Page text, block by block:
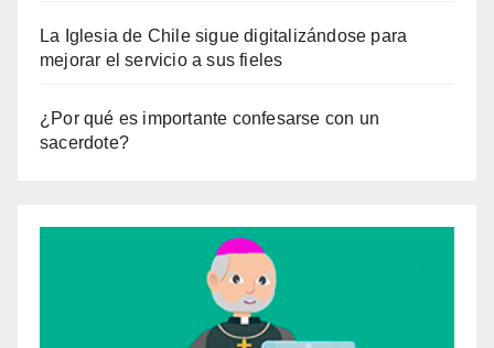
La Iglesia de Chile sigue digitalizándose para
mejorar el servicio a sus fieles
¿Por qué es importante confesarse con un
sacerdote?